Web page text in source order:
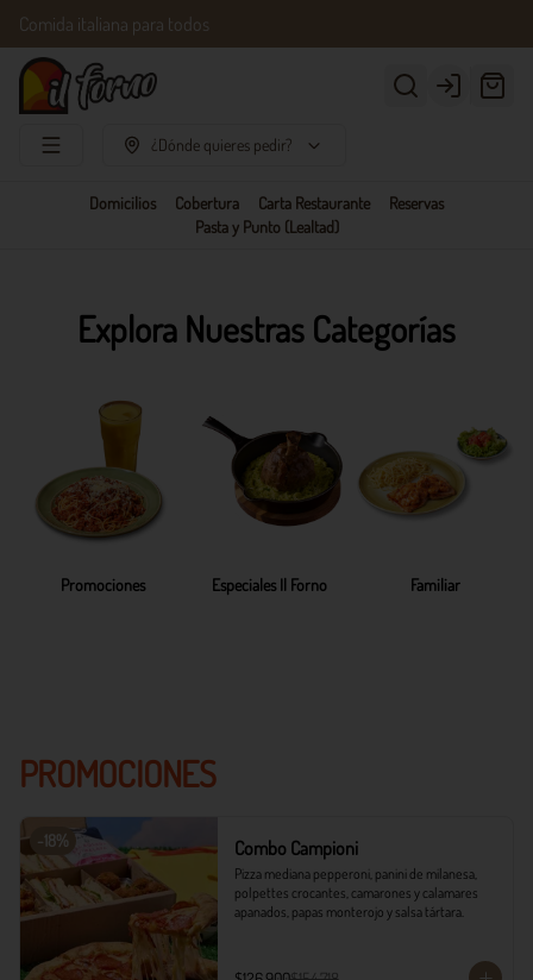
Comida italiana para todos
Login
¿Dónde quieres pedir?
Domicilios Cobertura Carta Restaurante
Reservas
Pasta y Punto (Lealtad)
Explora Nuestras Categorías
Promociones Especiales Il Forno Familiar
PROMOCIONES
-18% Combo Campioni
Pizza mediana pepperoni, panini de milanesa,
polpettes crocantes, camarones y calamares
apanados, papas monterojo y salsa tártara.